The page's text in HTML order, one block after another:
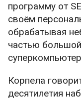
программу от
своём
обрабатывая
частью
Корпела
десятилетия